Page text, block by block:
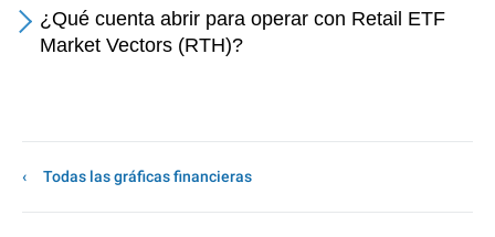
¿Qué cuenta abrir para operar con Retail ETF
Market Vectors (RTH)?
Todas las gráficas financieras